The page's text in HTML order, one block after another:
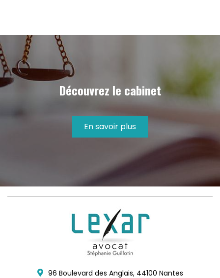
Découvrez le cabinet
En savoir plus
96 Boulevard des Anglais, 44100 Nantes